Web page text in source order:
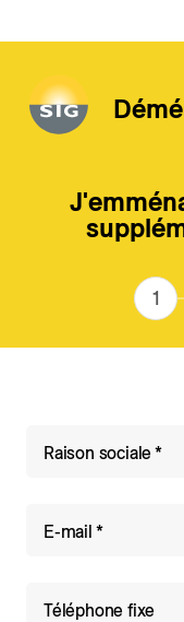
Aller au contenu
Raison sociale
E-mail
Téléphone fixe